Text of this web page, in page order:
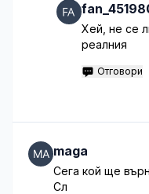
Хей, не се
реалния
Отговори
maga
Сега кой ще
Сл